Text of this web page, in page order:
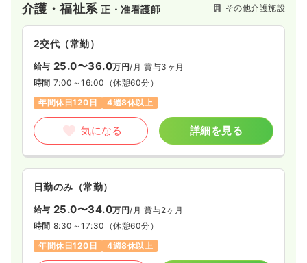
介護・福祉系正・准看護師 その他介護施設
2交代（常勤）
給与 25.0〜36.0万円/月 賞与3ヶ月
時間 7:00～16:00 （休憩60分）
年間休日120日
4週8休以上
気になる 詳細を見る
日勤のみ（常勤）
給与 25.0〜34.0万円/月 賞与2ヶ月
時間 8:30～17:30 （休憩60分）
年間休日120日
4週8休以上